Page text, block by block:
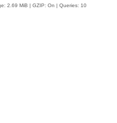
2.69 MiB | GZIP: On | Queries: 10